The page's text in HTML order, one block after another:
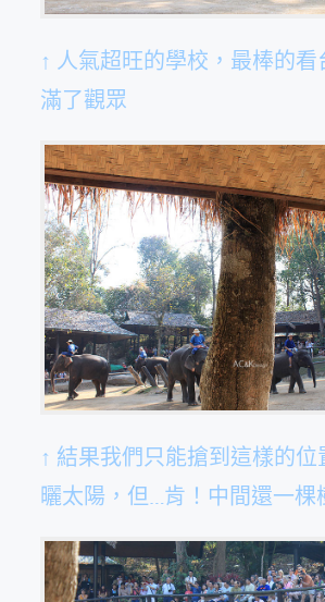
↑ 人氣超旺的學校，最棒的
滿了觀眾
↑ 結果我們只能搶到這樣的
曬太陽，但…肯！中間還一棵